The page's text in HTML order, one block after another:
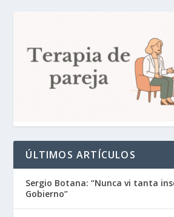
ÚLTIMOS ARTÍCULOS
Sergio Botana: “Nunca vi tanta
Gobierno”